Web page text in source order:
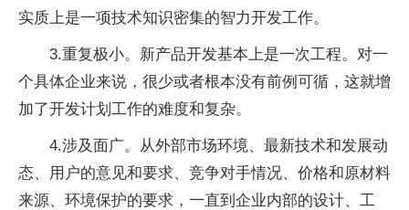
实质上是一项技术知识密集的智力开发工作。
3.重复极小。新产品开发基本上是一次工程。对一
个具体企业来说，很少或者根本没有前例可循，这就增
加了开发计划工作的难度和复杂。
4.涉及面广。从外部市场环境、最新技术和发展动
态、用户的意见和要求、竞争对手情况、价格和原材料
来源、环境保护的要求，一直到企业内部的设计、工